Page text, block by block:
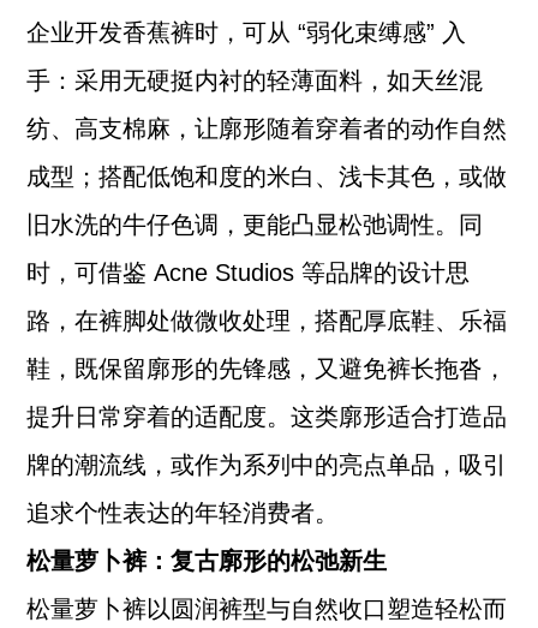
企业开发香蕉裤时，可从 “弱化束缚感” 入
手：采用无硬挺内衬的轻薄面料，如天丝混
纺、高支棉麻，让廓形随着穿着者的动作自然
成型；搭配低饱和度的米白、浅卡其色，或做
旧水洗的牛仔色调，更能凸显松弛调性。同
时，可借鉴 Acne Studios 等品牌的设计思
路，在裤脚处做微收处理，搭配厚底鞋、乐福
鞋，既保留廓形的先锋感，又避免裤长拖沓，
提升日常穿着的适配度。这类廓形适合打造品
牌的潮流线，或作为系列中的亮点单品，吸引
追求个性表达的年轻消费者。
松量萝卜裤：复古廓形的松弛新生
松量萝卜裤以圆润裤型与自然收口塑造轻松而